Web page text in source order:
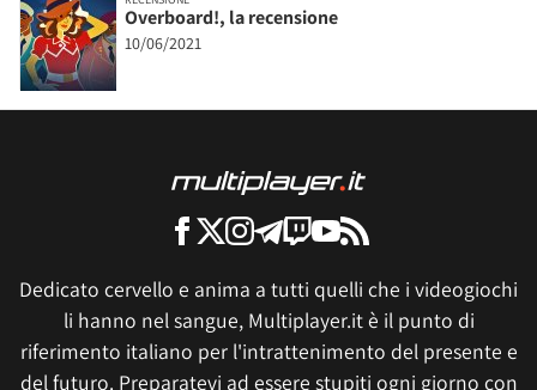
Overboard!, la recensione
10/06/2021
Dedicato cervello e anima a tutti quelli che i videogiochi
li hanno nel sangue, Multiplayer.it è il punto di
riferimento italiano per l'intrattenimento del presente e
del futuro. Preparatevi ad essere stupiti ogni giorno con